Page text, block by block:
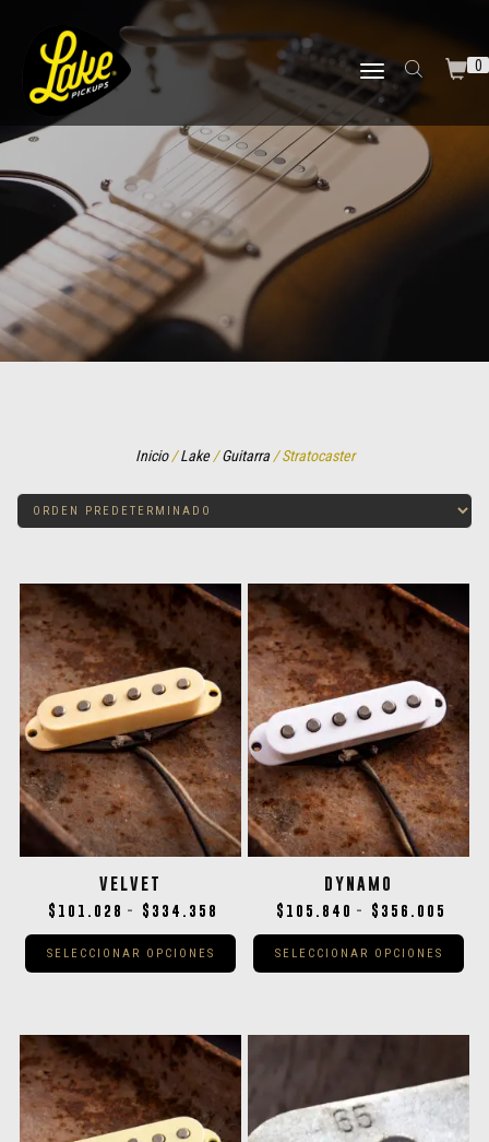
TOGGLE NAVIGATION 0
Inicio/Lake/Guitarra/ Stratocaster
VELVET
$ 101.028 - $ 334.358
SELECCIONAR OPCIONES
DYNAMO
$ 105.840 - $ 356.005
SELECCIONAR OPCIONES